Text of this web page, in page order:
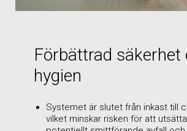
Förbättrad säkerhet
hygien
Systemet är slutet från inkast till
vilket minskar risken för att